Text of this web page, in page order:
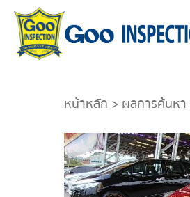
หน้าหลัก > ผลการค้นหา